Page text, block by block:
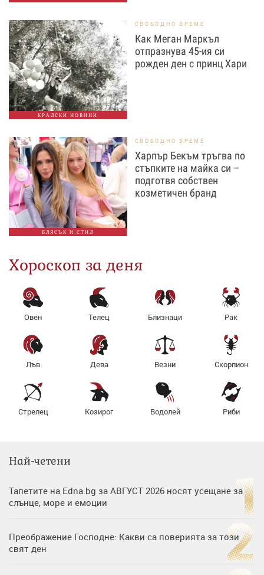
КРАЛСКИ НОВИНИ
СВОБОДНО ВРЕМЕ
Как Меган Маркъл
отпразнува 45-ия си
рожден ден с принц Хари
БЛЯСЪК И СТИЛ
СВОБОДНО ВРЕМЕ
Харпър Бекъм тръгва по
стъпките на майка си –
подготвя собствен
козметичен бранд
Хороскоп за деня
Овен Телец Близнаци Рак
Лъв Дева Везни Скорпион
Стрелец Козирог Водолей Риби
Най-четени
Тапетите на Edna.bg за АВГУСТ 2026 носят усещане за
слънце, море и емоции
Преображение Господне: Какви са поверията за този
свят ден